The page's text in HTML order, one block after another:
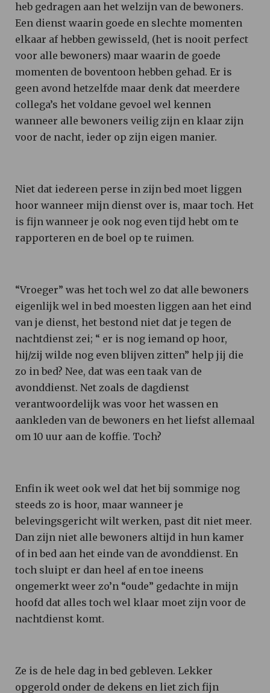
heb gedragen aan het welzijn van de bewoners.
Een dienst waarin goede en slechte momenten
elkaar af hebben gewisseld, (het is nooit perfect
voor alle bewoners) maar waarin de goede
momenten de boventoon hebben gehad. Er is
geen avond hetzelfde maar denk dat meerdere
collega’s het voldane gevoel wel kennen
wanneer alle bewoners veilig zijn en klaar zijn
voor de nacht, ieder op zijn eigen manier.
Niet dat iedereen perse in zijn bed moet liggen
hoor wanneer mijn dienst over is, maar toch. Het
is fijn wanneer je ook nog even tijd hebt om te
rapporteren en de boel op te ruimen.
“Vroeger” was het toch wel zo dat alle bewoners
eigenlijk wel in bed moesten liggen aan het eind
van je dienst, het bestond niet dat je tegen de
nachtdienst zei; “ er is nog iemand op hoor,
hij/zij wilde nog even blijven zitten” help jij die
zo in bed? Nee, dat was een taak van de
avonddienst. Net zoals de dagdienst
verantwoordelijk was voor het wassen en
aankleden van de bewoners en het liefst allemaal
om 10 uur aan de koffie. Toch?
Enfin ik weet ook wel dat het bij sommige nog
steeds zo is hoor, maar wanneer je
belevingsgericht wilt werken, past dit niet meer.
Dan zijn niet alle bewoners altijd in hun kamer
of in bed aan het einde van de avonddienst. En
toch sluipt er dan heel af en toe ineens
ongemerkt weer zo’n “oude” gedachte in mijn
hoofd dat alles toch wel klaar moet zijn voor de
nachtdienst komt.
Ze is de hele dag in bed gebleven. Lekker
opgerold onder de dekens en liet zich fijn